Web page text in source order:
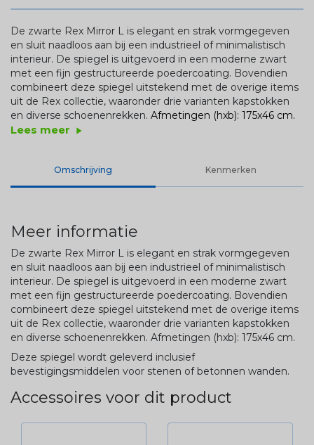
De zwarte Rex Mirror L is elegant en strak vormgegeven
en sluit naadloos aan bij een industrieel of minimalistisch
interieur. De spiegel is uitgevoerd in een moderne zwart
met een fijn gestructureerde poedercoating. Bovendien
combineert deze spiegel uitstekend met de overige items
uit de Rex collectie, waaronder drie varianten kapstokken
en diverse schoenenrekken. Afmetingen (hxb): 175x46 cm.
Lees meer play_arrow
Omschrijving Kenmerken
Meer informatie
De zwarte Rex Mirror L is elegant en strak vormgegeven
en sluit naadloos aan bij een industrieel of minimalistisch
interieur. De spiegel is uitgevoerd in een moderne zwart
met een fijn gestructureerde poedercoating. Bovendien
combineert deze spiegel uitstekend met de overige items
uit de Rex collectie, waaronder drie varianten kapstokken
en diverse schoenenrekken. Afmetingen (hxb): 175x46 cm.
Deze spiegel wordt geleverd inclusief
bevestigingsmiddelen voor stenen of betonnen wanden.
Accessoires voor dit product